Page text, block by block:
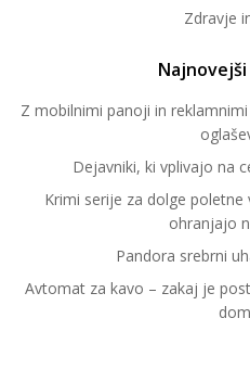
Zdravje
Z mobilnimi panoji in
Dejavniki, ki vplivajo na
Krimi serije za dolge poletne
ohranjajo
Pandora srebrni
Avtomat za kavo – zakaj je